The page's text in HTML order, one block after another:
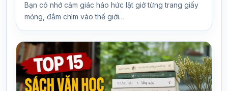
Bạn có nhớ cảm giác háo hức lật giở từng trang giấy
mỏng, đắm chìm vào thế giới…